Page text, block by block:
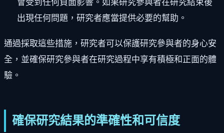
會受到任何負面影響。如果研究參與者在研究結束後
出現任何問題，研究者應當提供必要的幫助。
通過採取這些措施，研究者可以保護研究參與者的身心安
全，並確保研究參與者在研究過程中享有積極和正面的體
驗。
確保研究結果的準確性和可信度